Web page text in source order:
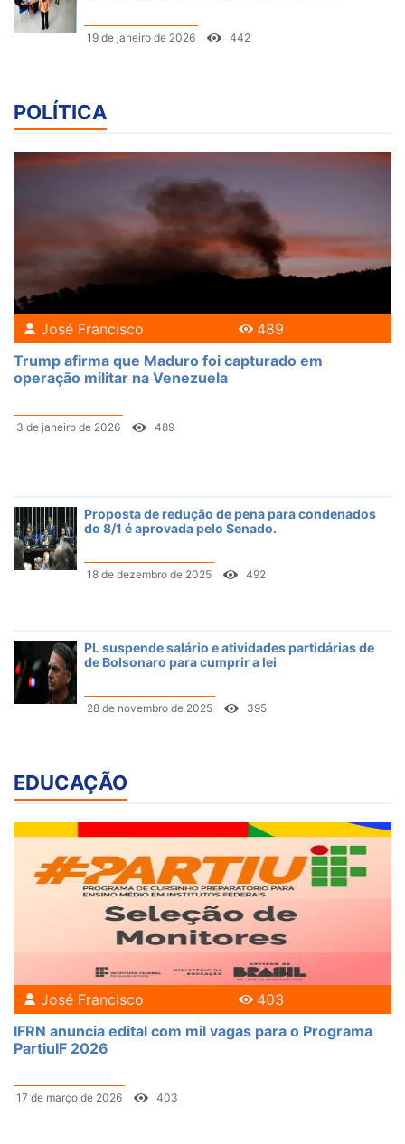
19 de janeiro de 2026 442
POLÍTICA
José Francisco
489
Trump afirma que Maduro foi capturado em
operação militar na Venezuela
3 de janeiro de 2026 489
Proposta de redução de pena para condenados
do 8/1 é aprovada pelo Senado.
18 de dezembro de 2025 492
PL suspende salário e atividades partidárias de
de Bolsonaro para cumprir a lei
28 de novembro de 2025 395
EDUCAÇÃO
José Francisco
403
IFRN anuncia edital com mil vagas para o Programa
PartiuIF 2026
17 de março de 2026 403